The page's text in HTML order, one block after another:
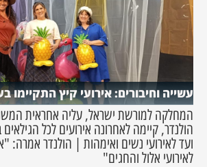
עשייה וחיבורים: אירועי קיץ התקיימו
המחלקה למורשת ישראל, עליה אחראית
הולנדר, קיימה לאחרונה אירועים לכל
ועד לאירועי נשים ואימהות | הולנדר אמרה:
לאירועי אלול והחגים"